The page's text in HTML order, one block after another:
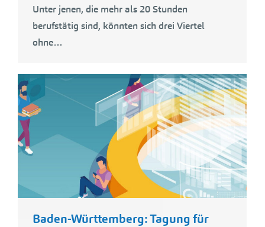
Unter jenen, die mehr als 20 Stunden
berufstätig sind, könnten sich drei Viertel
ohne…
Baden-Württemberg: Tagung für